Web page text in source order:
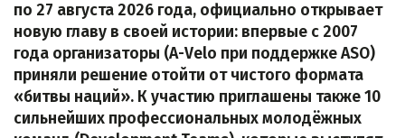
по 27 августа 2026 года, официально открывает
новую главу в своей истории: впервые с 2007
года организаторы (A-Velo при поддержке ASO)
приняли решение отойти от чистого формата
«битвы наций». К участию приглашены также 10
сильнейших профессиональных молодёжных